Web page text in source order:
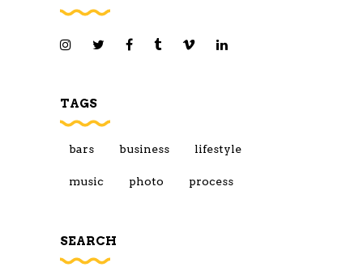
TAGS
bars business lifestyle
music photo process
SEARCH